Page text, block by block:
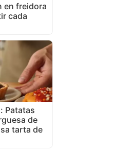
en freidora
cada
Patatas
de
tarta de